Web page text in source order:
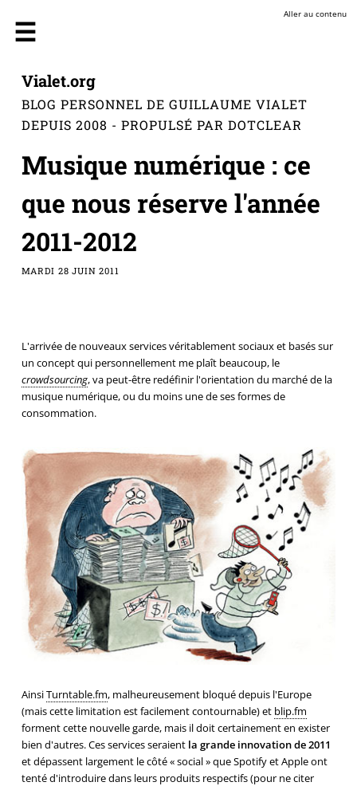
Aller au contenu
Vialet.org
BLOG PERSONNEL DE GUILLAUME VIALET
DEPUIS 2008 - PROPULSÉ PAR DOTCLEAR
Musique numérique : ce
que nous réserve l'année
2011-2012
MARDI 28 JUIN 2011
L'arrivée de nouveaux services véritablement sociaux et basés sur
un concept qui personnellement me plaît beaucoup, le
crowdsourcing, va peut-être redéfinir l'orientation du marché de la
musique numérique, ou du moins une de ses formes de
consommation.
AinsiTurntable.fm, malheureusement bloqué depuis l'Europe
(mais cette limitation est facilement contournable) et blip.fm
forment cette nouvelle garde, mais il doit certainement en exister
bien d'autres. Ces services seraient la grande innovation de 2011
et dépassent largement le côté « social » que Spotify et Apple ont
tenté d'introduire dans leurs produits respectifs (pour ne citer